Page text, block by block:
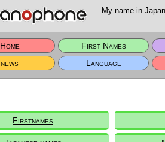
My name in
Home First Names
news
Language
Firstnames